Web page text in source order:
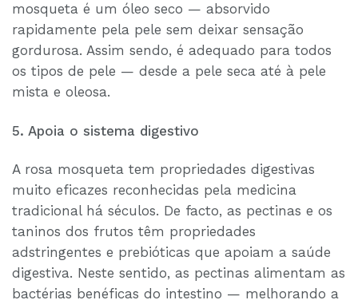
mosqueta é um óleo seco — absorvido
rapidamente pela pele sem deixar sensação
gordurosa. Assim sendo, é adequado para todos
os tipos de pele — desde a pele seca até à pele
mista e oleosa.
5. Apoia o sistema digestivo
A rosa mosqueta tem propriedades digestivas
muito eficazes reconhecidas pela medicina
tradicional há séculos. De facto, as pectinas e os
taninos dos frutos têm propriedades
adstringentes e prebióticas que apoiam a saúde
digestiva. Neste sentido, as pectinas alimentam as
bactérias benéficas do intestino — melhorando a